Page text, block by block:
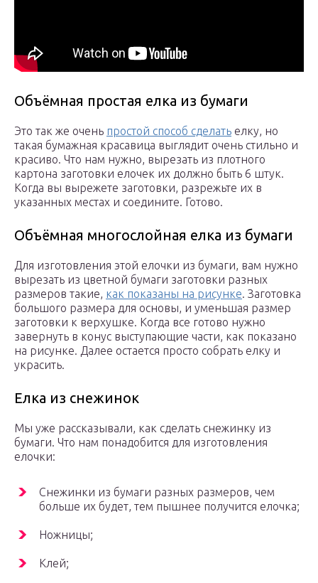
Объёмная простая елка из бумаги
Это так же очень простой способ сделать елку, но
такая бумажная красавица выглядит очень стильно и
красиво. Что нам нужно, вырезать из плотного
картона заготовки елочек их должно быть 6 штук.
Когда вы вырежете заготовки, разрежьте их в
указанных местах и соедините. Готово.
Объёмная многослойная елка из бумаги
Для изготовления этой елочки из бумаги, вам нужно
вырезать из цветной бумаги заготовки разных
размеров такие, как показаны на рисунке. Заготовка
большого размера для основы, и уменьшая размер
заготовки к верхушке. Когда все готово нужно
завернуть в конус выступающие части, как показано
на рисунке. Далее остается просто собрать елку и
украсить.
Елка из снежинок
Мы уже рассказывали, как сделать снежинку из
бумаги. Что нам понадобится для изготовления
елочки:
Снежинки из бумаги разных размеров, чем
больше их будет, тем пышнее получится елочка;
Ножницы;
Клей;